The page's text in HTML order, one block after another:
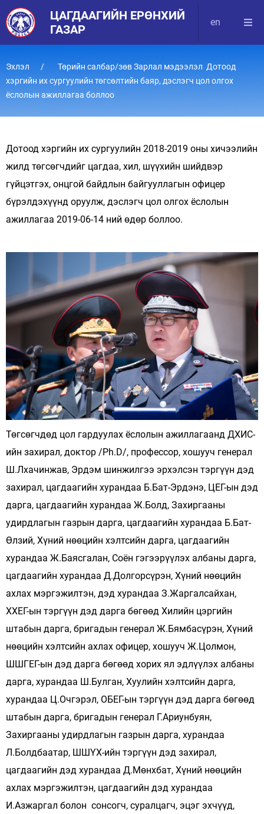
ЦАГДААГИЙН ЕРӨНХИЙ
ГАЗАР
en
Эхлэл
Төрийн салбар/зөв Зарлал мэдээлэл Дотоод
хэргийн их сургуулийн төгсөлтийн баяр, дэслэгч цол олгох
ёслолын ажиллагаа боллоо
Дотоод хэргийн их сургуулийн 2018-2019 оны хичээлийн
жилд төгсөгчдийг цагдаа, хил, шүүхийн шийдвэр
гүйцэтгэх, онцгой байдлын байгууллагын офицер
бүрэлдэхүүнд оруулж, дэслэгч цол олгох ёслолын
ажиллагаа 2019-06-14 ний өдөр боллоо.
Төгсөгчдөд цол гардуулах ёслолын ажиллагаанд ДХИС-
ийн захирал, доктор /Ph.D/, профессор, хошууч генерал
Ш.Лхачинжав, Эрдэм шинжилгээ эрхэлсэн тэргүүн дэд
захирал, цагдаагийн хурандаа Б.Бат-Эрдэнэ, ЦЕГ-ын дэд
дарга, цагдаагийн хурандаа Ж.Болд, Захиргааны
удирдлагын газрын дарга, цагдаагийн хурандаа Б.Бат-
Өлзий, Хүний нөөцийн хэлтсийн дарга, цагдаагийн
хурандаа Ж.Баясгалан, Соён гэгээрүүлэх албаны дарга,
цагдаагийн хурандаа Д.Долгорсүрэн, Хүний нөөцийн
ахлах мэргэжилтэн, дэд хурандаа З.Жаргалсайхан,
ХХЕГ-ын тэргүүн дэд дарга бөгөөд Хилийн цэргийн
штабын дарга, бригадын генерал Ж.Бямбасүрэн, Хүний
нөөцийн хэлтсийн ахлах офицер, хошууч Ж.Цолмон,
ШШГЕГ-ын дэд дарга бөгөөд хорих ял эдлүүлэх албаны
дарга, хурандаа Ш.Булган, Хуулийн хэлтсийн дарга,
хурандаа Ц.Очгэрэл, ОБЕГ-ын тэргүүн дэд дарга бөгөөд
штабын дарга, бригадын генерал Г.Ариунбуян,
Захиргааны удирдлагын газрын дарга, хурандаа
Л.Болдбаатар, ШШҮХ-ийн тэргүүн дэд захирал,
цагдаагийн дэд хурандаа Д.Мөнхбат, Хүний нөөцийн
ахлах мэргэжилтэн, цагдаагийн дэд хурандаа
И.Азжаргал болон сонсогч, суралцагч, эцэг эхчүүд,